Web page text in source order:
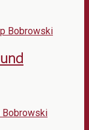
Bobrowski
Bobrowski